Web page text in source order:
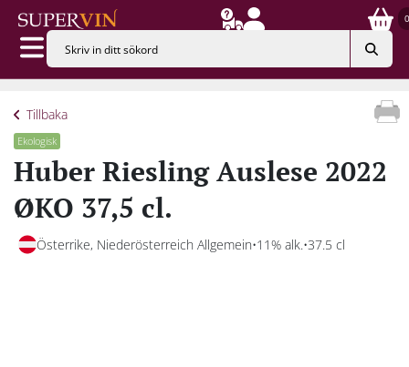
0
Tillbaka
Ekologisk
Huber Riesling Auslese 2022
ØKO 37,5 cl.
Österrike, Niederösterreich Allgemein 11% alk. 37.5 cl